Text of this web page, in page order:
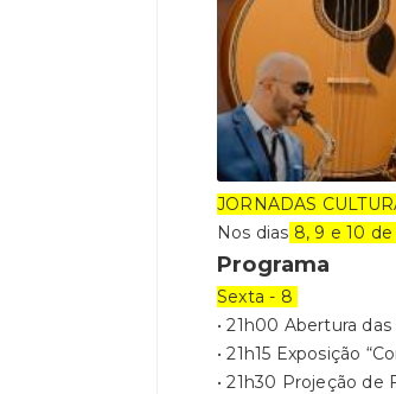
JORNADAS
Nos dias 8, 9 e 10
Programa
Sexta - 8
• 21h00 Abertura das
• 21h15 Exposição
• 21h30 Projeção